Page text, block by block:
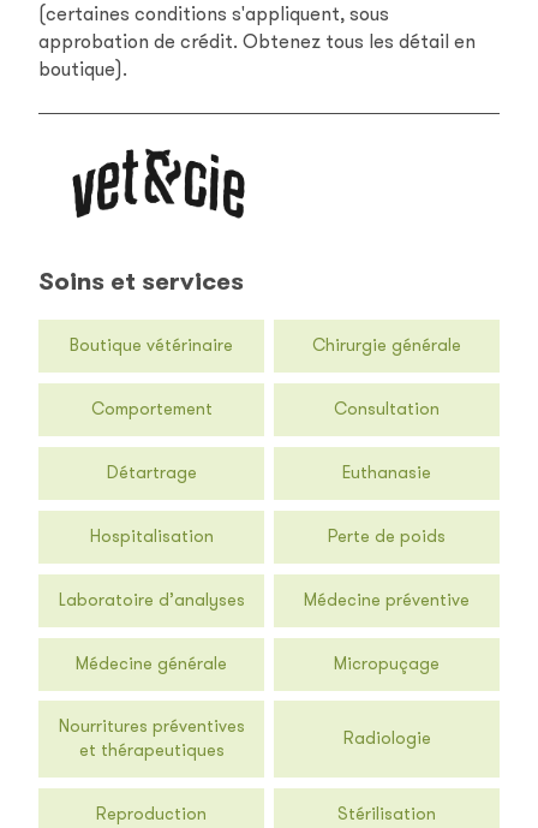
(certaines conditions s'appliquent, sous
approbation de crédit. Obtenez tous les détail en
boutique).
Soins et services
Boutique vétérinaire Chirurgie générale
Comportement Consultation
Détartrage Euthanasie
Hospitalisation Perte de poids
Laboratoire d’analyses Médecine préventive
Médecine générale Micropuçage
Nourritures préventives
et thérapeutiques
Radiologie
Reproduction Stérilisation